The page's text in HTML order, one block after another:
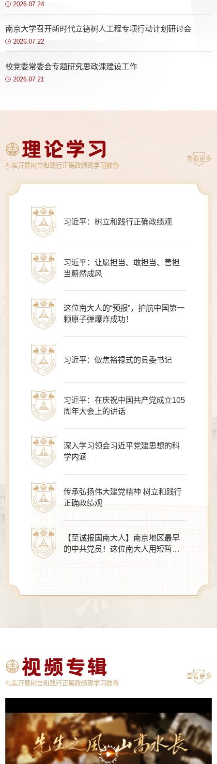
2026.07.24
南京大学召开新时代立德树人工程专项行动计划研讨会
2026.07.22
校党委常委会专题研究思政课建设工作
2026.07.21
扎实开展树立和践行正确政绩观学习教育
查看更多
习近平：树立和践行正确政绩观
习近平：让愿担当、敢担当、善担
当蔚然成风
这位南大人的“预报”，护航中国第一
颗原子弹爆炸成功！
习近平：做焦裕禄式的县委书记
习近平：在庆祝中国共产党成立105
周年大会上的讲话
深入学习领会习近平党建思想的科
学内涵
传承弘扬伟大建党精神 树立和践行
正确政绩观
【至诚报国南大人】南京地区最早
的中共党员！这位南大人用短暂一
扎实开展树立和践行正确政绩观学习教育
查看更多